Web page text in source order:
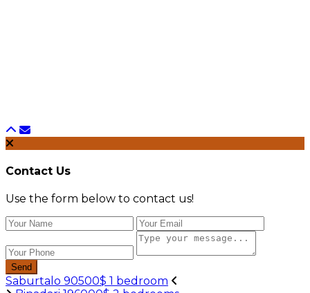
Contact Us
Use the form below to contact us!
Send
Saburtalo 90500$ 1 bedroom